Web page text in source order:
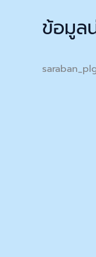
ข้อมูล